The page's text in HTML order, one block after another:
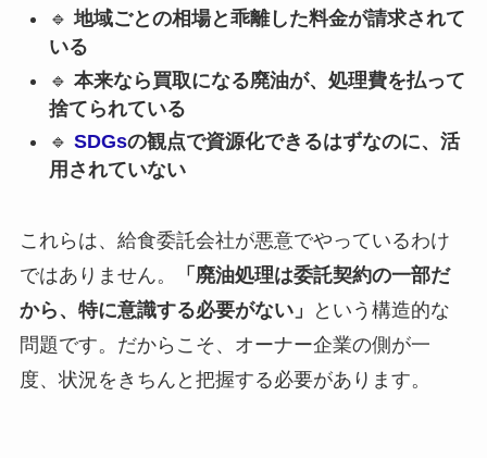
🔹地域ごとの相場と乖離した料金が請求されて
いる
🔹 本来なら買取になる廃油が、処理費を払って
捨てられている
🔹 SDGsの観点で資源化できるはずなのに、活
用されていない
これらは、給食委託会社が悪意でやっているわけ
ではありません。
「廃油処理は委託契約の一部だ
から、特に意識する必要がない」
という構造的な
問題です。だからこそ、オーナー企業の側が一
度、状況をきちんと把握する必要があります。